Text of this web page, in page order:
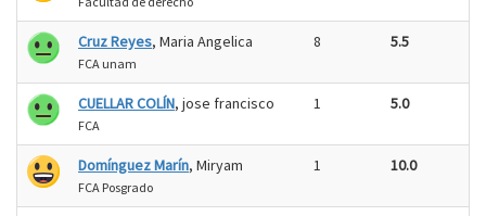
Cruz Reyes, Maria Angelica
FCA unam
8 5.5
CUELLAR COLÍN, jose francisco
FCA
1 5.0
Domínguez Marín, Miryam
FCA Posgrado
1 10.0